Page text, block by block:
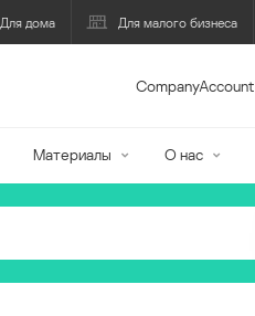
Для дома Для малого бизнеса
CompanyAccount
Материалы О нас